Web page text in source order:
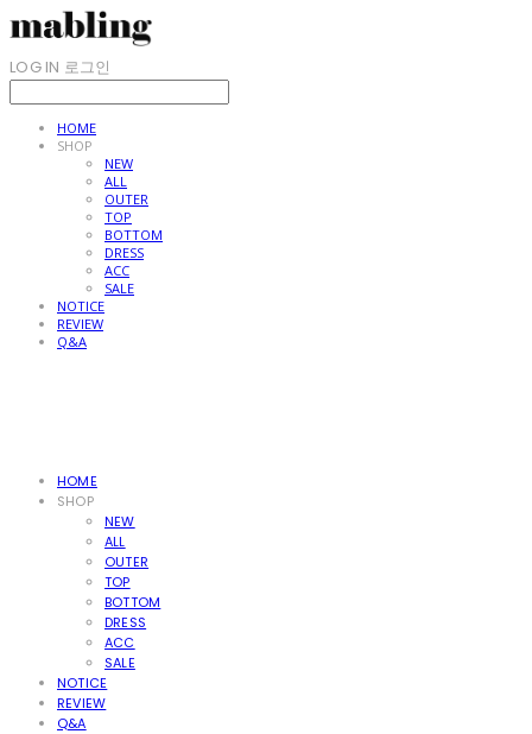
LOG IN 로그인
HOME
SHOP
NEW
ALL
OUTER
TOP
BOTTOM
DRESS
ACC
SALE
NOTICE
REVIEW
Q&A
HOME
SHOP
NEW
ALL
OUTER
TOP
BOTTOM
DRESS
ACC
SALE
NOTICE
REVIEW
Q&A